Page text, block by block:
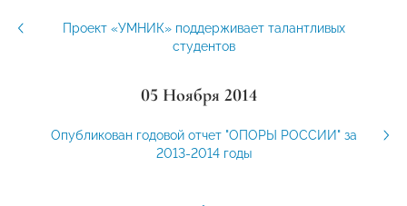
Проект «УМНИК» поддерживает талантливых
студентов
05 Ноября 2014
Опубликован годовой отчет "ОПОРЫ РОССИИ" за
2013-2014 годы